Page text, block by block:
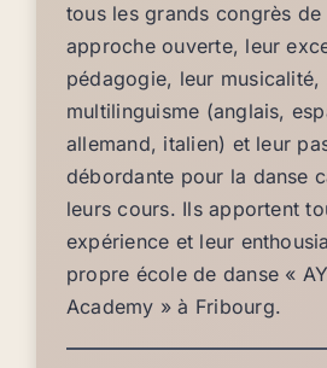
tous les grands congrès de
approche ouverte, leur
pédagogie, leur musicalité,
multilinguisme (anglais,
allemand, italien) et leur
débordante pour la danse
leurs cours. Ils apportent
expérience et leur
propre école de danse «
Academy » à Fribourg.